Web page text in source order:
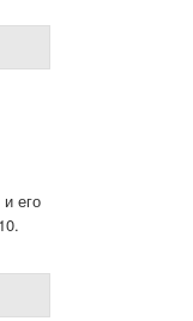
его